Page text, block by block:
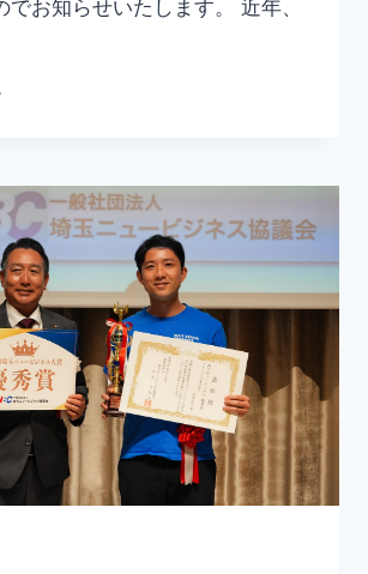
でお知らせいたします。 近年、